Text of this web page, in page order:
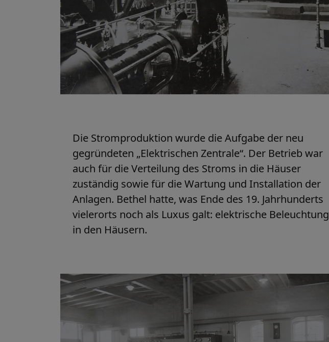
Die Stromproduktion wurde die Aufgabe der neu
gegründeten „Elektrischen Zentrale“. Der Betrieb war
auch für die Verteilung des Stroms in die Häuser
zuständig sowie für die Wartung und Installation der
Anlagen. Bethel hatte, was Ende des 19. Jahrhunderts
vielerorts noch als Luxus galt: elektrische Beleuchtung
in den Häusern.